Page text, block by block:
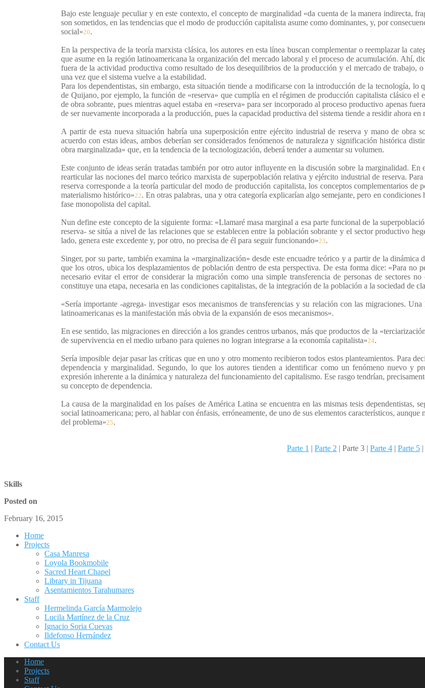
Bajo este lenguaje peculiar y en este contexto, el concepto de marginalidad «da cuenta de la manera indirecta,
son sometidos, en las tendencias que el modo de producción capitalista asume como dominantes, y, por
social»20.
En la perspectiva de la teoría marxista clásica, los autores en esta línea buscan complementar o reemplazar la
que asume en la región latinoamericana la organización del mercado laboral y el proceso de acumulación. Ahí,
fuera de la actividad productiva como resultado de los desequilibrios de la producción y el mercado de trabajo,
una vez que el sistema vuelve a la estabilidad.
Para los dependentistas, sin embargo, esta situación tiende a modificarse con la introducción de la tecnología,
de Quijano, por ejemplo, la función de «reserva» que cumplía en el régimen de producción capitalista clásico el
de obra sobrante, pues mientras aquel estaba en «reserva» para ser incorporado al proceso productivo apenas
de ser nuevamente incorporada a la producción, pues la capacidad productiva del sistema tiende a residir ahora en
A partir de esta nueva situación habría una superposición entre ejército industrial de reserva y mano de
acuerdo con estas ideas, ambos deberían ser considerados fenómenos de naturaleza y significación histórica
obra marginalizada» que, en la tendencia de la tecnologización, deberá tender a aumentar su volumen.
Este conjunto de ideas serán tratadas también por otro autor influyente en la discusión sobre la marginalidad.
rearticular las nociones del marco teórico marxista de superpoblación relativa y ejército industrial de reserva.
reserva corresponde a la teoría particular del modo de producción capitalista, los conceptos complementarios
materialismo histórico»22. En otras palabras, una y otra categoría explicarían algo semejante, pero en
fase monopolista del capital.
Nun define este concepto de la siguiente forma: «Llamaré masa marginal a esa parte funcional de la
reserva- se sitúa a nivel de las relaciones que se establecen entre la población sobrante y el sector productivo
lado, genera este excedente y, por otro, no precisa de él para seguir funcionando»23.
Singer, por su parte, también examina la «marginalización» desde este encuadre teórico y a partir de la
que los otros, ubica los desplazamientos de población dentro de esta perspectiva. De esta forma dice: «Para
necesario evitar el error de considerar la migración como una simple transferencia de personas de sectores
constituye una etapa, necesaria en las condiciones capitalistas, de la integración de la población a la sociedad de
«Sería importante -agrega- investigar esos mecanismos de transferencias y su relación con las migraciones.
latinoamericanas es la manifestación más obvia de la expansión de esos mecanismos».
En ese sentido, las migraciones en dirección a los grandes centros urbanos, más que productos de la
de supervivencia en el medio urbano para quienes no logran integrarse a la economía capitalista»24.
Sería imposible dejar pasar las críticas que en uno y otro momento recibieron todos estos planteamientos. Para
dependencia y marginalidad. Segundo, lo que los autores tienden a identificar como un fenómeno nuevo y
expresión inherente a la dinámica y naturaleza del funcionamiento del capitalismo. Ese rasgo tendrían,
su concepto de dependencia.
La causa de la marginalidad en los países de América Latina se encuentra en las mismas tesis
social latinoamericana; pero, al hablar con énfasis, erróneamente, de uno de sus elementos característicos,
del problema»25.
Parte 1 | Parte 2 | Parte 3 | Parte 4 | Parte 5 |
Skills
Posted on
February 16, 2015
Home
Projects
Casa Manresa
Loyola Bookmobile
Sacred Heart Chapel
Library in Tijuana
Asentamientos Tarahumares
Staff
Hermelinda García Marmolejo
Lucila Martínez de la Cruz
Ignacio Soria Cuevas
Ildefonso Hernández
Contact Us
Home
Projects
Staff